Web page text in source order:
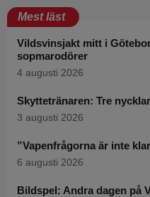
Mest läst
Vildsvinsjakt mitt i
sopmarodörer
4 augusti 2026
Skyttetränaren: Tre
3 augusti 2026
”Vapenfrågorna är inte
6 augusti 2026
Bildspel: Andra dagen på